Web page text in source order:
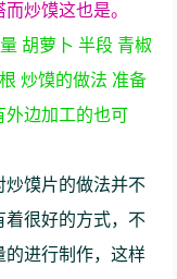
炒馍这也是。
胡萝卜 半段 青椒
炒馍的做法 准备
外边加工的也可
炒馍片的做法并不
着很好的方式，不
的进行制作，这样